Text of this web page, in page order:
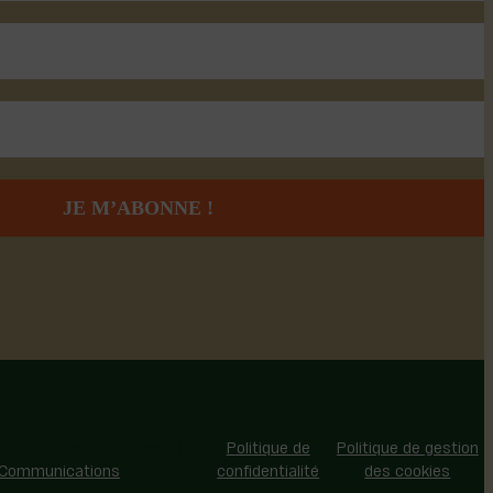
Politique de
confidentialité
Politique de gestion
des cookies